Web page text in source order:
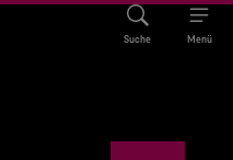
Suche Menü